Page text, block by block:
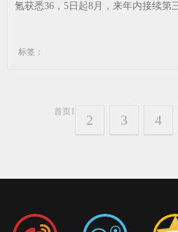
氪获悉36，5日起8月，来年内接续
标签：
首页1
2 3 4